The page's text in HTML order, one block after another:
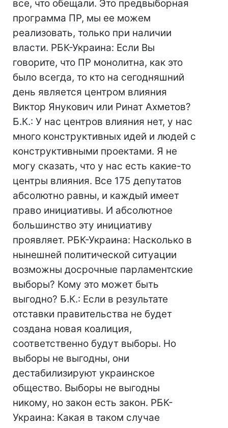
все, что обещали. Это предвыборная
программа ПР, мы ее можем
реализовать, только при наличии
власти. РБК-Украина: Если Вы
говорите, что ПР монолитна, как это
было всегда, то кто на сегодняшний
день является центром влияния
Виктор Янукович или Ринат Ахметов?
Б.К.: У нас центров влияния нет, у нас
много конструктивных идей и людей с
конструктивными проектами. Я не
могу сказать, что у нас есть какие-то
центры влияния. Все 175 депутатов
абсолютно равны, и каждый имеет
право инициативы. И абсолютное
большинство эту инициативу
проявляет. РБК-Украина: Насколько в
нынешней политической ситуации
возможны досрочные парламентские
выборы? Кому это может быть
выгодно? Б.К.: Если в результате
отставки правительства не будет
создана новая коалиция,
соответственно будут выборы. Но
выборы не выгодны, они
дестабилизируют украинское
общество. Выборы не выгодны
никому, но закон есть закон. РБК-
Украина: Какая в таком случае